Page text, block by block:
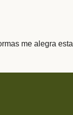
me alegra esta